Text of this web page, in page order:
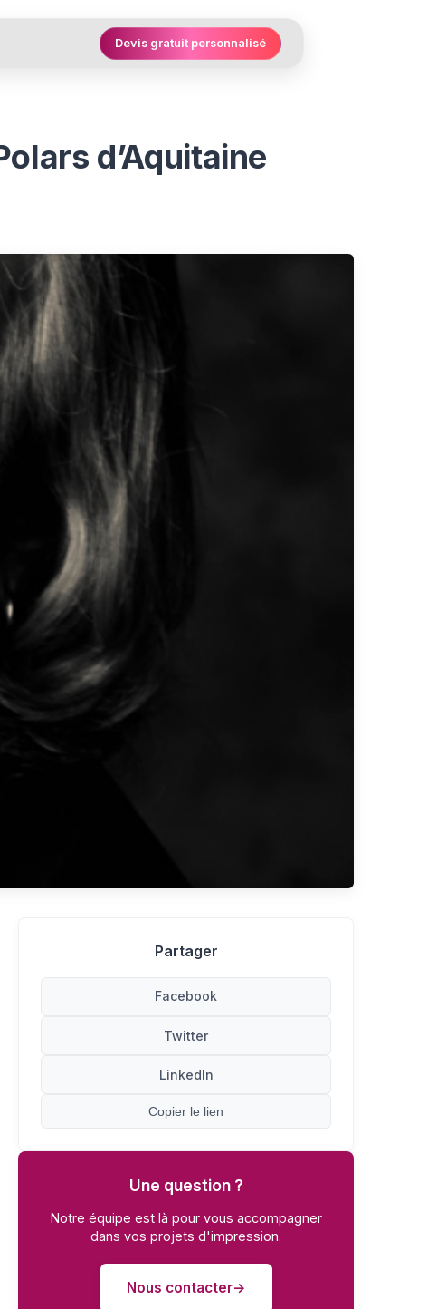
Devis gratuit personnalisé
d’Aquitaine
Partager
Facebook
Twitter
LinkedIn
Copier le lien
Une question ?
Notre équipe est là pour vous accompagner
dans vos projets d'impression.
Nous contacter